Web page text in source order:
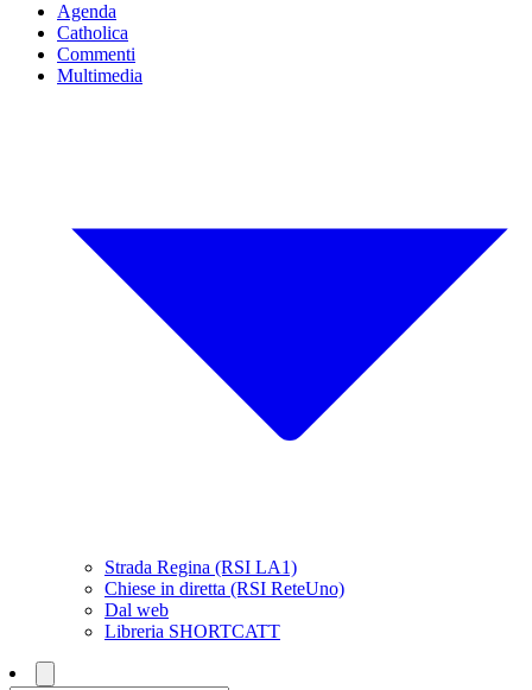
Agenda
Catholica
Commenti
Multimedia
Strada Regina (RSI LA1)
Chiese in diretta (RSI ReteUno)
Dal web
Libreria SHORTCATT